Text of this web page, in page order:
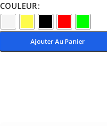
COULEUR
Ajouter Au Panier